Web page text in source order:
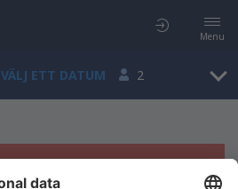
Menu
VÄLJ ETT DATUM 2